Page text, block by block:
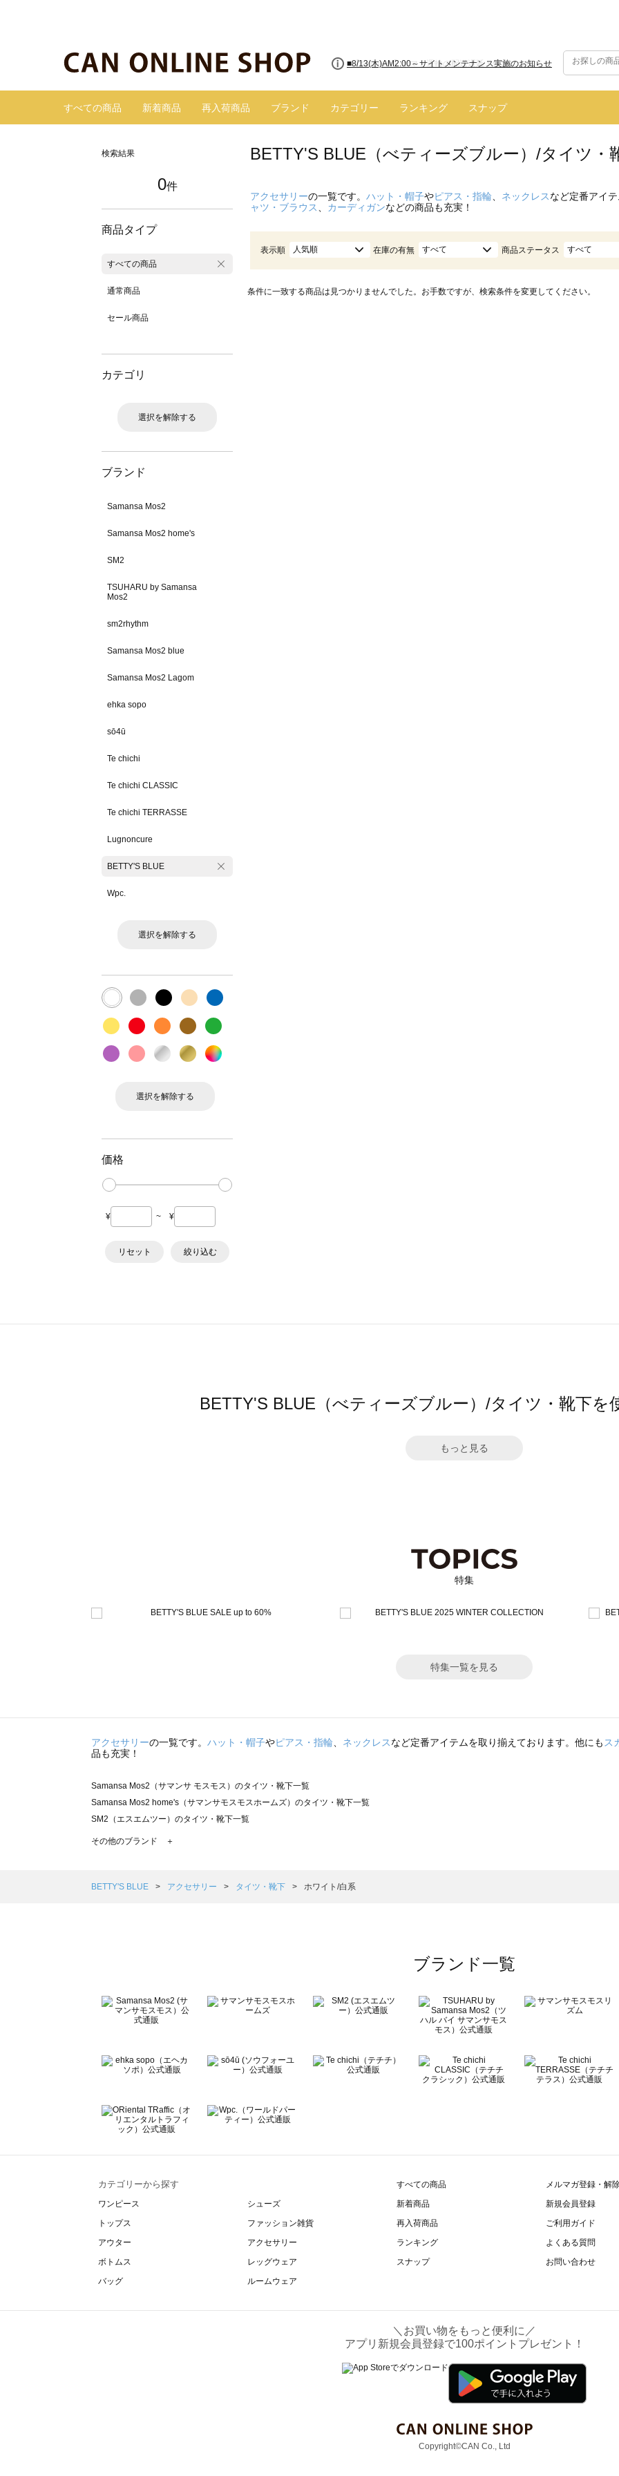
■8/13(木)AM2:00～サイトメンテナンス実施のお知らせ
すべての商品 新着商品 再入荷商品 ブランド カテゴリー ランキング スナップ
検索結果
0件
商品タイプ
すべての商品
通常商品
セール商品
カテゴリ
選択を解除する
ブランド
Samansa Mos2
Samansa Mos2 home's
SM2
TSUHARU by Samansa
Mos2
sm2rhythm
Samansa Mos2 blue
Samansa Mos2 Lagom
ehka sopo
sō4ū
Te chichi
Te chichi CLASSIC
Te chichi TERRASSE
Lugnoncure
BETTY'S BLUE
Wpc.
選択を解除する
選択を解除する
価格
¥ ~ ¥
リセット 絞り込む
BETTY'S BLUE（べティーズブルー）/タイツ・
アクセサリーの一覧です。 ハット・帽子やピアス・指輪 ネックレスなど定番アイ
ャツ・ブラウス
カーディガンなどの商品も充実！
表示順 人気順 在庫の有無 すべて 商品ステータス すべて
条件に一致する商品は見つかりませんでした。お手数ですが、検索条件を変更してください。
BETTY'S BLUE（べティーズブルー）/タイツ・靴下を
もっと見る
特集
特集一覧を見る
アクセサリーの一覧です。 ハット・帽子やピアス・指輪 ネックレスなど定番アイテムを取り揃えております。他にも ス
品も充実！
Samansa Mos2（サマンサ モスモス）のタイツ・靴下一覧
Samansa Mos2 home's（サマンサモスモスホームズ）のタイツ・靴下一覧
SM2（エスエムツー）のタイツ・靴下一覧
TSUHARU by Samansa Mos2（ツハルバイサマンサモスモス）のタイツ・靴下一覧
Samansa Mos2 Lagom（サマンサモスモス ラーゴム）のタイツ・靴下一覧
BETTY'S BLUE（べティーズブルー）のタイツ・靴下一覧
Wpc.（ワールドパーティー）のタイツ・靴下一覧
その他のブランド ＋
BETTY'S BLUE アクセサリー タイツ・靴下 ホワイト/白系
ブランド一覧
カテゴリーから探す
ワンピース
トップス
アウター
ボトムス
バッグ
シューズ
ファッション雑貨
アクセサリー
レッグウェア
ルームウェア
すべての商品
新着商品
再入荷商品
ランキング
スナップ
メルマガ登録・解
新規会員登録
ご利用ガイド
よくある質問
お問い合わせ
＼お買い物をもっと便利に／
アプリ新規会員登録で100ポイントプレゼント！
Copyright©CAN Co., Ltd